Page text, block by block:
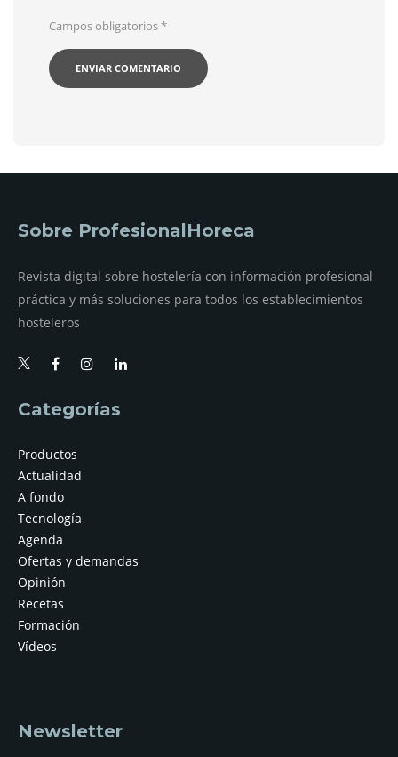
Campos obligatorios*
Sobre ProfesionalHoreca
Revista digital sobre hostelería con información profesional
práctica y más soluciones para todos los establecimientos
hosteleros
Categorías
Productos
Actualidad
A fondo
Tecnología
Agenda
Ofertas y demandas
Opinión
Recetas
Formación
Vídeos
Newsletter